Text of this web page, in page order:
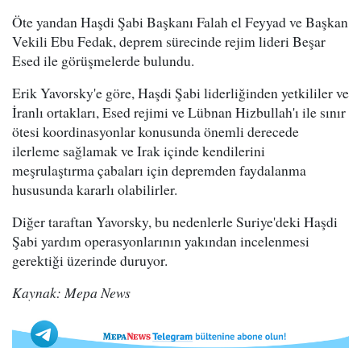
Öte yandan Haşdi Şabi Başkanı Falah el Feyyad ve Başkan
Vekili Ebu Fedak, deprem sürecinde rejim lideri Beşar
Esed ile görüşmelerde bulundu.
Erik Yavorsky'e göre, Haşdi Şabi liderliğinden yetkililer ve
İranlı ortakları, Esed rejimi ve Lübnan Hizbullah'ı ile sınır
ötesi koordinasyonlar konusunda önemli derecede
ilerleme sağlamak ve Irak içinde kendilerini
meşrulaştırma çabaları için depremden faydalanma
hususunda kararlı olabilirler.
Diğer taraftan Yavorsky, bu nedenlerle Suriye'deki Haşdi
Şabi yardım operasyonlarının yakından incelenmesi
gerektiği üzerinde duruyor.
Kaynak: Mepa News